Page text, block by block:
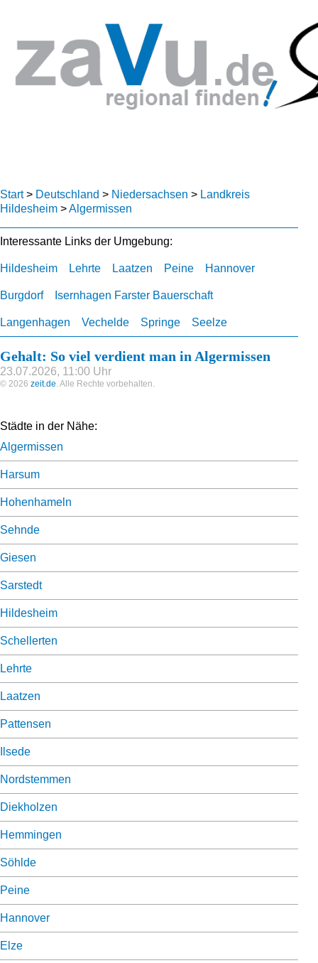
Start> Deutschland > Niedersachsen > Landkreis
Hildesheim >Algermissen
Interessante Links der Umgebung:
Hildesheim Lehrte Laatzen Peine Hannover
Burgdorf Isernhagen Farster Bauerschaft
Langenhagen Vechelde Springe Seelze
Gehalt: So viel verdient man in Algermissen
23.07.2026, 11:00 Uhr
© 2026 zeit.de. Alle Rechte vorbehalten.
Städte in der Nähe:
Algermissen
Harsum
Hohenhameln
Sehnde
Giesen
Sarstedt
Hildesheim
Schellerten
Lehrte
Laatzen
Pattensen
Ilsede
Nordstemmen
Diekholzen
Hemmingen
Söhlde
Peine
Hannover
Elze